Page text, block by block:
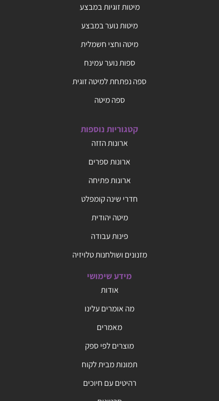
מיטות זוגיות במבצע
מיטות נוער במבצע
מיטה וחצי חשמלית
ספות נוער עמינח
ספה נפתחת למיטה זוגית
ספה מיטה
קטגוריות נוספות
ארונות הזזה
ארונות ספרים
ארונות פתיחה
חדרי שינה קומפלט
מיטה יהודית
פינות עבודה
מזנונים ושולחנות טלויזיה
מידע שימושי
אודות
מה אומרים עלינו
מאמרים
מוצרים לפי ספק
תמונות מבית לקוח
רהיטים עם חיוכים